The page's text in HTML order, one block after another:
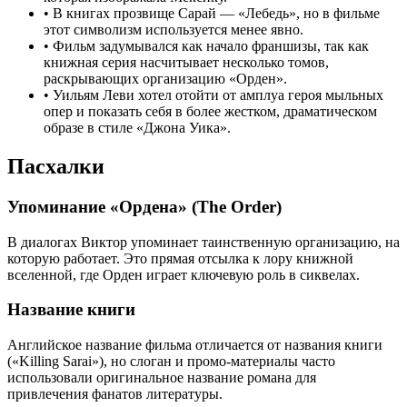
• В книгах прозвище Сарай — «Лебедь», но в фильме
этот символизм используется менее явно.
• Фильм задумывался как начало франшизы, так как
книжная серия насчитывает несколько томов,
раскрывающих организацию «Орден».
• Уильям Леви хотел отойти от амплуа героя мыльных
опер и показать себя в более жестком, драматическом
образе в стиле «Джона Уика».
Пасхалки
Упоминание «Ордена» (The Order)
В диалогах Виктор упоминает таинственную организацию, на
которую работает. Это прямая отсылка к лору книжной
вселенной, где Орден играет ключевую роль в сиквелах.
Название книги
Английское название фильма отличается от названия книги
(«Killing Sarai»), но слоган и промо-материалы часто
использовали оригинальное название романа для
привлечения фанатов литературы.